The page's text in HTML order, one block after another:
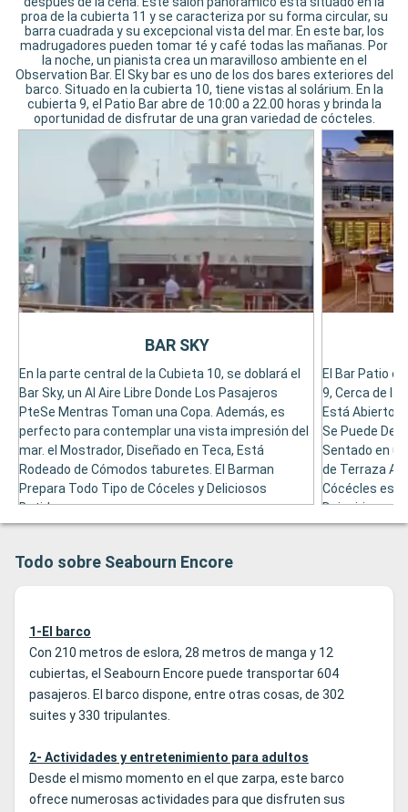
proa de la cubierta 11 y se caracteriza por su forma circular, su
barra cuadrada y su excepcional vista del mar. En este bar, los
madrugadores pueden tomar té y café todas las mañanas. Por
la noche, un pianista crea un maravilloso ambiente en el
Observation Bar. El Sky bar es uno de los dos bares exteriores del
barco. Situado en la cubierta 10, tiene vistas al solárium. En la
cubierta 9, el Patio Bar abre de 10:00 a 22.00 horas y brinda la
oportunidad de disfrutar de una gran variedad de cócteles.
En la parte central de la Cubieta 10, se doblará el
Bar Sky, un Al Aire Libre Donde Los Pasajeros
PteSe Mentras Toman una Copa. Además, es
perfecto para contemplar una vista impresión del
mar. el Mostrador, Diseñado en Teca, Está
Rodeado de Cómodos taburetes. El Barman
Prepara Todo Tipo de Cóceles y Deliciosos
Batidos.
BAR SKY
El Bar Patio
9, Cerca de la
Está Abierto
Se Puede
Sentado en
de Terraza
Cócécles es
Daiquiri.
Todo sobre Seabourn Encore
1-El barco
Con 210 metros de eslora, 28 metros de manga y 12
cubiertas, el Seabourn Encore puede transportar 604
pasajeros. El barco dispone, entre otras cosas, de 302
suites y 330 tripulantes.
2- Actividades y entretenimiento para adultos
Desde el mismo momento en el que zarpa, este barco
ofrece numerosas actividades para que disfruten sus